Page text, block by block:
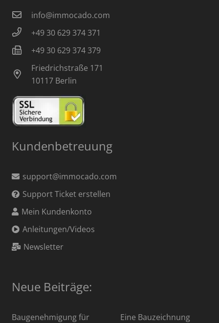
info@immocado.com
+49 30 629 374 371
+49 30 629 374 379
Friedrichstraße 171
10117 Berlin
Kundenbetreuung
support@immocado.com
Support Ticket erstellen
Mein Kundenkonto
Anleitungen/Videos
Newsletter
Neue Beiträge:
Baugenehmigung für
Eine Bauzeichnung